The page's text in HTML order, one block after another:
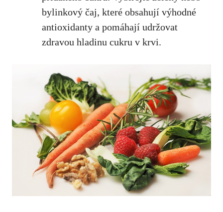
bylinkový čaj, které obsahují výhodné⁢
antioxidanty ‍a pomáhají⁣ udržovat
zdravou hladinu cukru v krvi.